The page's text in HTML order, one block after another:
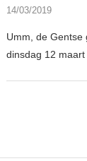
14/03/2019
Umm, de Gentse
dinsdag 12